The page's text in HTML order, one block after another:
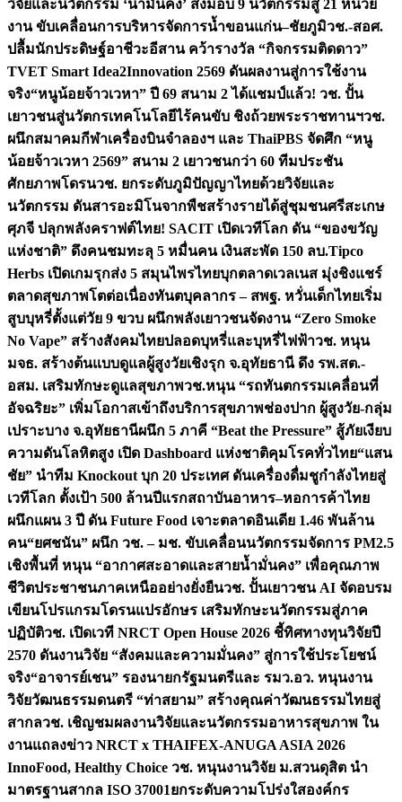
วิจัยและนวัตกรรม ‘น้ำมั่นคง’ ส่งมอบ 9 นวัตกรรมสู่ 21 หน่วย
งาน ขับเคลื่อนการบริหารจัดการน้ำขอนแก่น–ชัยภูมิวช.-สอศ.
ปลื้มนักประดิษฐ์อาชีวะอีสาน คว้ารางวัล “กิจกรรมติดดาว”
TVET Smart Idea2Innovation 2569 ดันผลงานสู่การใช้งาน
จริง“หนูน้อยจ้าวเวหา” ปี 69 สนาม 2 ได้แชมป์แล้ว! วช. ปั้น
เยาวชนสู่นวัตกรเทคโนโลยีไร้คนขับ ชิงถ้วยพระราชทานฯวช.
ผนึกสมาคมกีฬาเครื่องบินจำลองฯ และ ThaiPBS จัดศึก “หนู
น้อยจ้าวเวหา 2569” สนาม 2 เยาวชนกว่า 60 ทีมประชัน
ศักยภาพโดรนวช. ยกระดับภูมิปัญญาไทยด้วยวิจัยและ
นวัตกรรม ดันสารอะมิโนจากพืชสร้างรายได้สู่ชุมชนศรีสะเกษ
ศุภจี ปลุกพลังคราฟต์ไทย! SACIT เปิดเวทีโลก ดัน “ของขวัญ
แห่งชาติ” ดึงคนชมทะลุ 5 หมื่นคน เงินสะพัด 150 ลบ.Tipco
Herbs เปิดเกมรุกส่ง 5 สมุนไพรไทยบุกตลาดเวลเนส มุ่งชิงแชร์
ตลาดสุขภาพโตต่อเนื่องทันตบุคลากร – สพฐ. หวั่นเด็กไทยเริ่ม
สูบบุหรี่ตั้งแต่วัย 9 ขวบ ผนึกพลังเยาวชนจัดงาน “Zero Smoke
No Vape” สร้างสังคมไทยปลอดบุหรี่และบุหรี่ไฟฟ้าวช. หนุน
มจธ. สร้างต้นแบบดูแลผู้สูงวัยเชิงรุก จ.อุทัยธานี ดึง รพ.สต.-
อสม. เสริมทักษะดูแลสุขภาพวช.หนุน “รถทันตกรรมเคลื่อนที่
อัจฉริยะ” เพิ่มโอกาสเข้าถึงบริการสุขภาพช่องปาก ผู้สูงวัย-กลุ่ม
เปราะบาง จ.อุทัยธานีผนึก 5 ภาคี “Beat the Pressure” สู้ภัยเงียบ
ความดันโลหิตสูง เปิด Dashboard แห่งชาติคุมโรคทั่วไทย“แสน
ชัย” นำทีม Knockout บุก 20 ประเทศ ดันเครื่องดื่มชูกำลังไทยสู่
เวทีโลก ตั้งเป้า 500 ล้านปีแรกสถาบันอาหาร–หอการค้าไทย
ผนึกแผน 3 ปี ดัน Future Food เจาะตลาดอินเดีย 1.46 พันล้าน
คน“ยศชนัน” ผนึก วช. – มช. ขับเคลื่อนนวัตกรรมจัดการ PM2.5
เชิงพื้นที่ หนุน “อากาศสะอาดและสายน้ำมั่นคง” เพื่อคุณภาพ
ชีวิตประชาชนภาคเหนืออย่างยั่งยืนวช. ปั้นเยาวชน AI จัดอบรม
เขียนโปรแกรมโดรนแปรอักษร เสริมทักษะนวัตกรรมสู่ภาค
ปฏิบัติวช. เปิดเวที NRCT Open House 2026 ชี้ทิศทางทุนวิจัยปี
2570 ดันงานวิจัย “สังคมและความมั่นคง” สู่การใช้ประโยชน์
จริง“อาจารย์เชน” รองนายกรัฐมนตรีและ รมว.อว. หนุนงาน
วิจัยวัฒนธรรมดนตรี “ท่าสยาม” สร้างคุณค่าวัฒนธรรมไทยสู่
สากลวช. เชิญชมผลงานวิจัยและนวัตกรรมอาหารสุขภาพ ใน
งานแถลงข่าว NRCT x THAIFEX-ANUGA ASIA 2026
InnoFood, Healthy Choice วช. หนุนงานวิจัย ม.สวนดุสิต นำ
มาตรฐานสากล ISO 37001ยกระดับความโปร่งใสองค์กร